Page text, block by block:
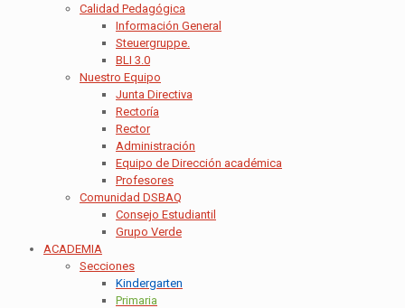
Calidad Pedagógica
Información General
Steuergruppe.
BLI 3.0
Nuestro Equipo
Junta Directiva
Rectoría
Rector
Administración
Equipo de Dirección académica
Profesores
Comunidad DSBAQ
Consejo Estudiantil
Grupo Verde
ACADEMIA
Secciones
Kindergarten
Primaria